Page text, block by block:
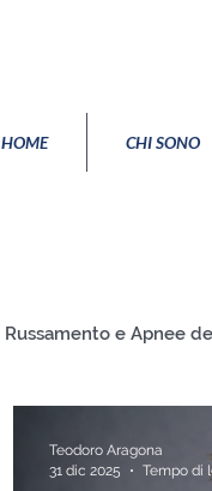
HOME CHI SONO
Russamento e Apnee
Vertigini disturbi
Teodoro Aragona
31 dic 2025
Tempo di